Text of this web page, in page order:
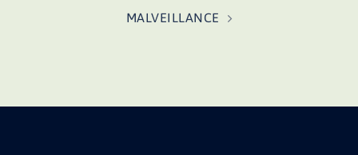
MALVEILLANCE